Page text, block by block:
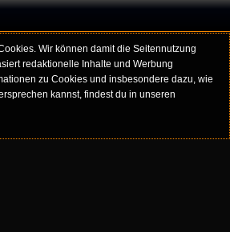
Wir können damit die Seitennutzung
redaktionelle Inhalte und Werbung
zu Cookies und insbesondere dazu, wie
kannst, findest du in unseren